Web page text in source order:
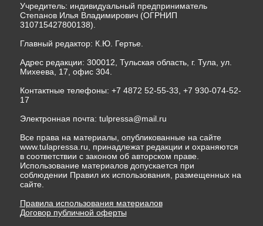
Учредитель: индивидуальный предприниматель
Степанов Илья Владимирович (ОГРНИП
310715427800138).
Главный редактор: К.Ю. Гертье.
Адрес редакции: 300012, Тульская область, г. Тула, ул.
Михеева, 17, офис 304.
Контактные телефоны: +7 4872 52-55-33, +7 930-074-52-
17
Электронная почта: tulpressa@mail.ru
Все права на материалы, опубликованные на сайте
www.tulapressa.ru, принадлежат редакции и охраняются
в соответствии с законом об авторском праве.
Использование материалов допускается при
соблюдении Правил их использования, размещенных на
сайте.
Правила использования материалов
Договор публичной оферты